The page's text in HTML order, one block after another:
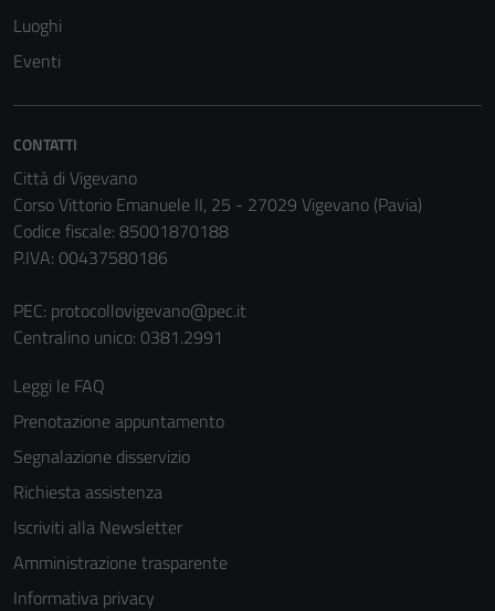
Luoghi
Eventi
CONTATTI
Città di Vigevano
Corso Vittorio Emanuele II, 25 - 27029 Vigevano (Pavia)
Codice fiscale: 85001870188
P.IVA: 00437580186
PEC: protocollovigevano@pec.it
Centralino unico: 0381.2991
Leggi le FAQ
Prenotazione appuntamento
Segnalazione disservizio
Richiesta assistenza
Iscriviti alla Newsletter
Amministrazione trasparente
Informativa privacy